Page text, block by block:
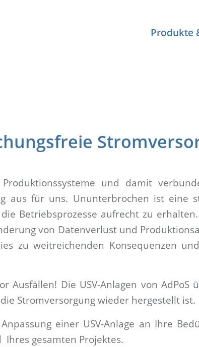
Produkte
und damit
aus für uns. Ununterbrochen ist eine
Betriebsprozesse aufrecht zu
von Datenverlust und
zu weitreichenden Konsequenzen
Ausfällen! Die USV-Anlagen von AdPoS
Stromversorgung wieder hergestellt ist.
einer USV-Anlage an Ihre
Ihres gesamten Projektes.